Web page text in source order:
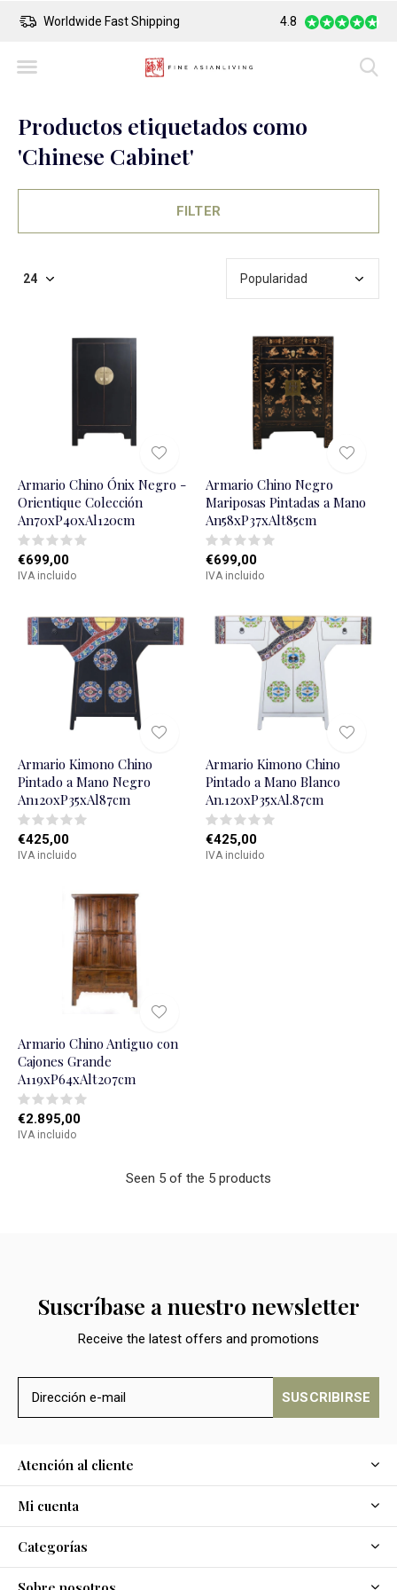
Worldwide Fast Shipping Safe Payment
4.8
Productos etiquetados como
'Chinese Cabinet'
FILTER
Armario Chino Ónix Negro -
Orientique Colección
An70xP40xAl120cm
€699,00
IVA incluido
Armario Chino Negro
Mariposas Pintadas a Mano
An58xP37xAlt85cm
€699,00
IVA incluido
Armario Kimono Chino
Pintado a Mano Negro
An120xP35xAl87cm
€425,00
IVA incluido
Armario Kimono Chino
Pintado a Mano Blanco
An.120xP35xAl.87cm
€425,00
IVA incluido
Armario Chino Antiguo con
Cajones Grande
A119xP64xAlt207cm
€2.895,00
IVA incluido
Seen 5 of the 5 products
Suscríbase a nuestro newsletter
Receive the latest offers and promotions
SUSCRIBIRSE
Atención al cliente
Mi cuenta
Categorías